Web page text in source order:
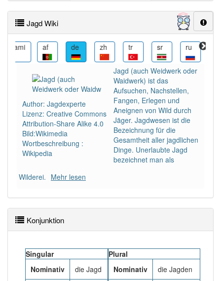
PowerIndex:775
Häufigkeit: 6 von 10
Wörter mit Endung-jagd : 43
Wörter mit Endung-jagdaber mit einem anderen
Artikeldie: 0
87% unserer Spielapp-Nutzer haben den Artikel
korrekt erraten.
Jagd Wiki
ro
Author: Jagdexperte
Lizenz: Creative Commons
Attribution-Share Alike 4.0
Bild:Wikimedia
Wortbeschreibung :
Wikipedia
Jagd (auch Weidwerk oder
Waidwerk) ist das
Aufsuchen, Nachstellen,
Fangen, Erlegen und
Aneignen von Wild durch
Jäger. Jagdwesen ist die
Bezeichnung für die
Gesamtheit aller jagdlichen
Dinge. Unerlaubte Jagd
bezeichnet man als
Wilderei. Mehr lesen
Konjunktion
Singular
Nominativ
die Jagd
Plural
Nominativ
die Jagden